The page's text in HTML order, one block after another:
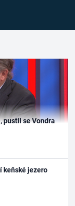
pustil se Vondra
keňské jezero